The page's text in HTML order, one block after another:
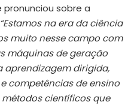
sobre a
“Estamos na era da ciência
muito nesse campo com
máquinas de geração
aprendizagem dirigida,
competências de ensino
científicos que